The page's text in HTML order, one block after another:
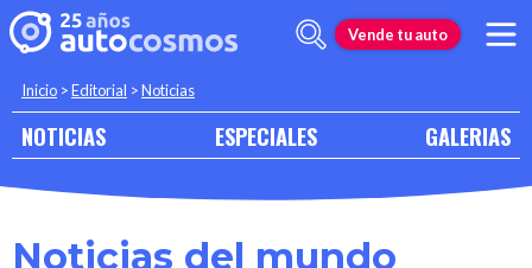
Vende tu auto
Inicio >Editorial >Noticias
NOTICIAS ESPECIALES GALERIAS
Noticias del mundo